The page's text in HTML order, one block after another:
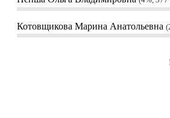
Котовщикова Марина Анатольевна